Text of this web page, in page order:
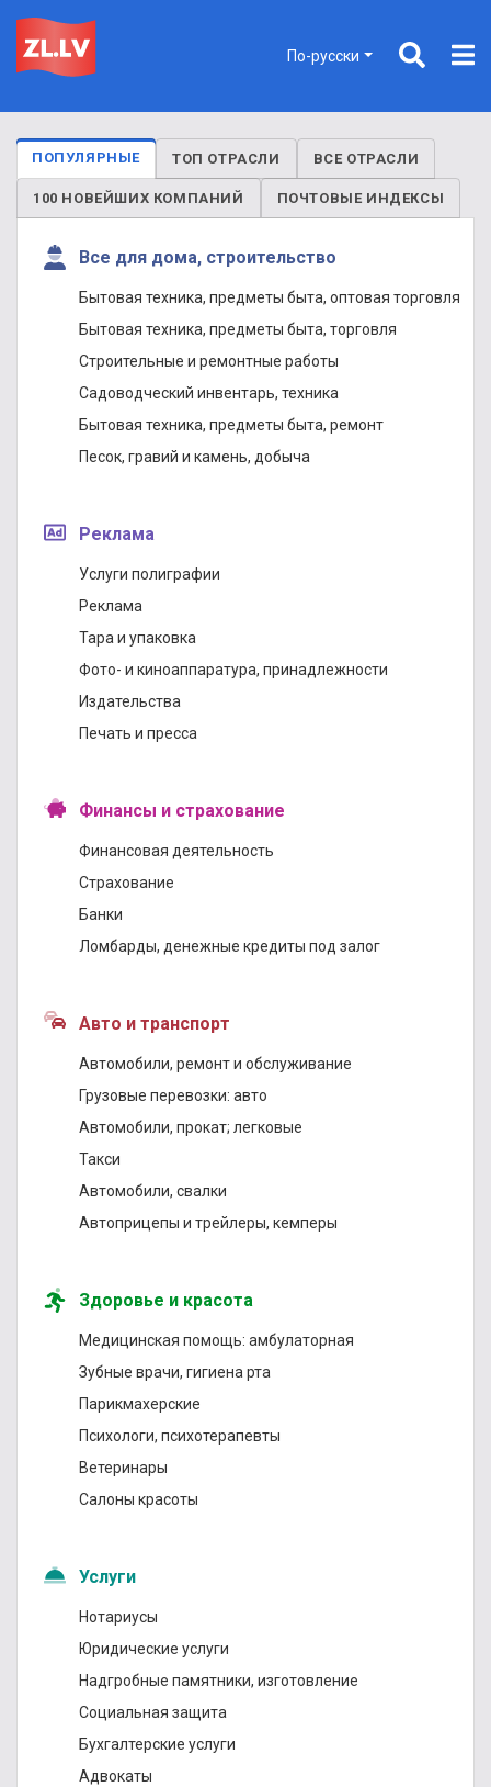
По-русски
ПОПУЛЯРНЫЕ ТОП ОТРАСЛИ ВСЕ ОТРАСЛИ
100 НОВЕЙШИХ КОМПАНИЙ ПОЧТОВЫЕ ИНДЕКСЫ
Все для дома, строительство
Бытовая техника, предметы быта, оптовая торговля
Бытовая техника, предметы быта, торговля
Строительные и ремонтные работы
Садоводческий инвентарь, техника
Бытовая техника, предметы быта, ремонт
Песок, гравий и камень, добыча
Реклама
Услуги полиграфии
Реклама
Тара и упаковка
Фото- и киноаппаратура, принадлежности
Издательства
Печать и пресса
Финансы и страхование
Финансовая деятельность
Страхование
Банки
Ломбарды, денежные кредиты под залог
Авто и транспорт
Автомобили, ремонт и обслуживание
Грузовые перевозки: авто
Автомобили, прокат; легковые
Такси
Автомобили, свалки
Автоприцепы и трейлеры, кемперы
Здоровье и красота
Медицинская помощь: амбулаторная
Зубные врачи, гигиена рта
Парикмахерские
Психологи, психотерапевты
Ветеринары
Салоны красоты
Услуги
Нотариусы
Юридические услуги
Надгробные памятники, изготовление
Социальная защита
Бухгалтерские услуги
Адвокаты